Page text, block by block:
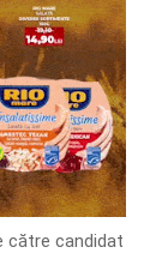
către candidat